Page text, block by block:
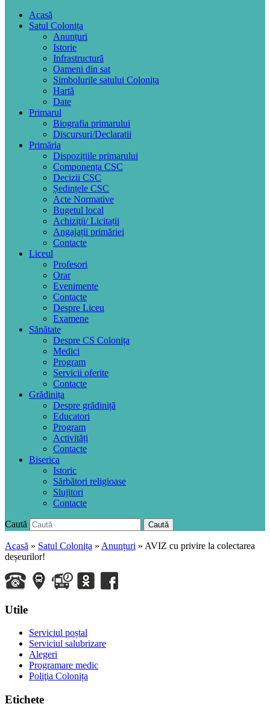
Acasă
Satul Colonița
Anunțuri
Istorie
Infrastructură
Oameni din sat
Simbolurile satului Colonița
Hartă
Date
Primarul
Biografia primarului
Discursuri/Declaratii
Primăria
Dispozițiile primarului
Componența CSC
Decizii CSC
Ședințele CSC
Acte Normative
Bugetul local
Achiziţii/ Licitații
Angajații primăriei
Contacte
Liceul
Profesori
Orar
Evenimente
Contacte
Despre Liceu
Examene
Sănătate
Despre CS Colonița
Medici
Program
Servicii oferite
Contacte
Grădinița
Despre grădiniță
Educatori
Program
Activități
Contacte
Biserica
Istoric
Sărbători religioase
Slujitori
Contacte
Caută Caută
Acasă » Satul Colonița » Anunțuri » AVIZ cu privire la colectarea
deșeurilor!
Utile
Serviciul poștal
Serviciul salubrizare
Alegeri
Programare medic
Poliţia Colonița
Etichete